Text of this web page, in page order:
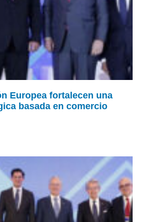
Europea fortalecen una
basada en comercio